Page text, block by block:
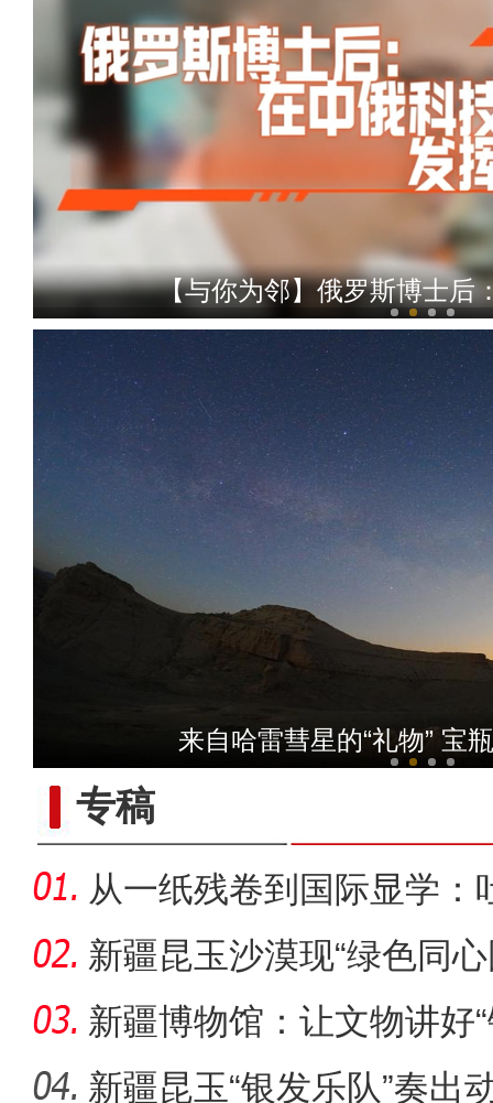
【与你为邻】俄罗斯博士后
【与你为邻】新疆水
来自哈雷彗星的“礼物” 宝
专稿
从一纸残卷到国际显学：
出“冷门”
新疆昆玉沙漠现“绿色同
生态
新疆博物馆：让文物讲好
新疆昆玉“银发乐队”奏出